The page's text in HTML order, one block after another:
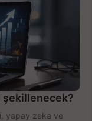
şekillenecek?
yapay zeka ve